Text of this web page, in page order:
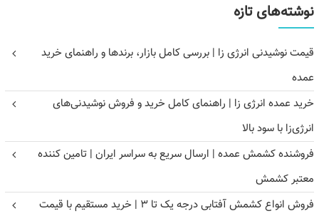
نوشته‌های تازه
قیمت نوشیدنی انرژی زا | بررسی کامل بازار، برندها و راهنمای خرید
عمده
خرید عمده انرژی زا | راهنمای کامل خرید و فروش نوشیدنی‌های
انرژی‌زا با سود بالا
فروشنده کشمش عمده | ارسال سریع به سراسر ایران | تامین کننده
معتبر کشمش
فروش انواع کشمش آفتابی درجه یک تا ۳ | خرید مستقیم با قیمت